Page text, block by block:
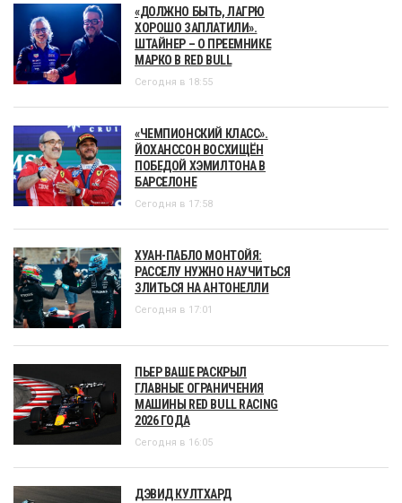
«ДОЛЖНО БЫТЬ, ЛАГРЮ
ХОРОШО ЗАПЛАТИЛИ».
ШТАЙНЕР – О ПРЕЕМНИКЕ
МАРКО В RED BULL
Сегодня в 18:55
«ЧЕМПИОНСКИЙ КЛАСС».
ЙОХАНССОН ВОСХИЩЁН
ПОБЕДОЙ ХЭМИЛТОНА В
БАРСЕЛОНЕ
Сегодня в 17:58
ХУАН-ПАБЛО МОНТОЙЯ:
РАССЕЛУ НУЖНО НАУЧИТЬСЯ
ЗЛИТЬСЯ НА АНТОНЕЛЛИ
Сегодня в 17:01
ПЬЕР ВАШЕ РАСКРЫЛ
ГЛАВНЫЕ ОГРАНИЧЕНИЯ
МАШИНЫ RED BULL RACING
2026 ГОДА
Сегодня в 16:05
ДЭВИД КУЛТХАРД